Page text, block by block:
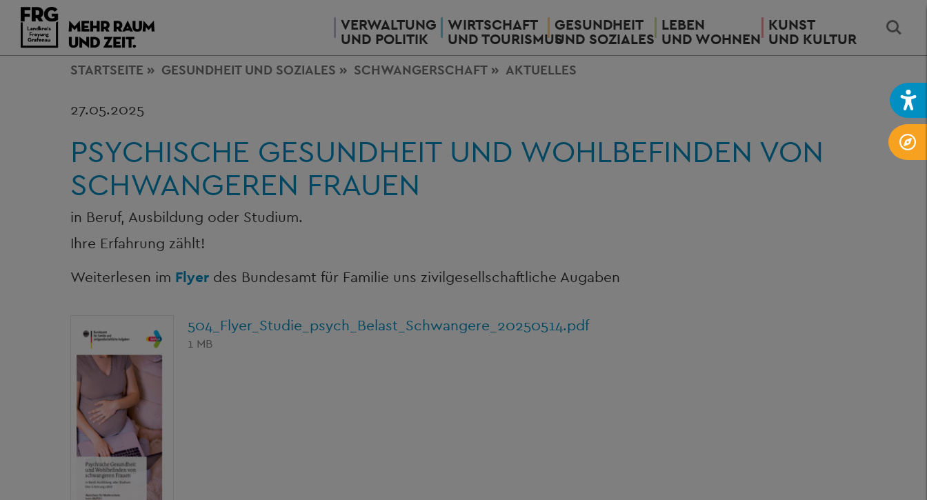
VERWALTUNG
UND POLITIK
WIRTSCHAFT
UND TOURISMUS
GESUNDHEIT
UND SOZIALES
LEBEN
UND WOHNEN
KUNST
UND KULTUR
STARTSEITE GESUNDHEIT UND SOZIALES SCHWANGERSCHAFT AKTUELLES
27.05.2025
PSYCHISCHE GESUNDHEIT UND WOHLBEFINDEN VON
SCHWANGEREN FRAUEN
in Beruf, Ausbildung oder Studium.
Ihre Erfahrung zählt!
Weiterlesen im Flyer des Bundesamt für Familie uns zivilgesellschaftliche Augaben
504_Flyer_Studie_psych_Belast_Schwangere_20250514.pdf
1 MB